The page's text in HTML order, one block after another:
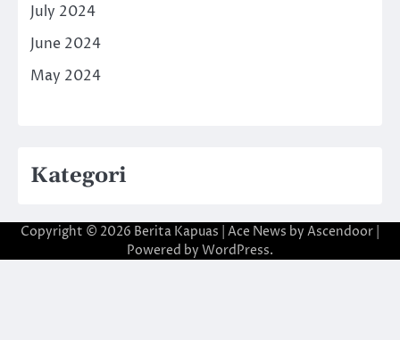
July 2024
June 2024
May 2024
Kategori
Copyright © 2026 Berita Kapuas | Ace News by Ascendoor
Powered by WordPress.